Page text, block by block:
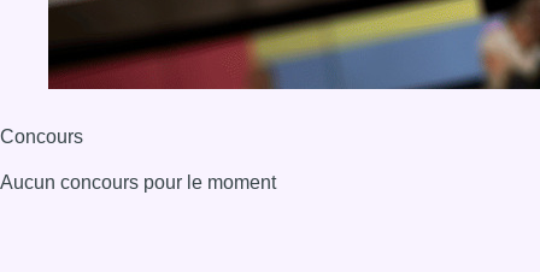
Concours
Aucun concours pour le moment